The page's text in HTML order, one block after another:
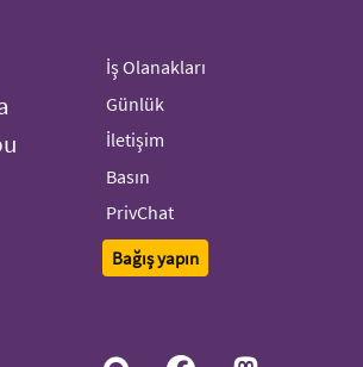
İş Olanakları
Günlük
İletişim
Basın
PrivChat
Bağış yapın